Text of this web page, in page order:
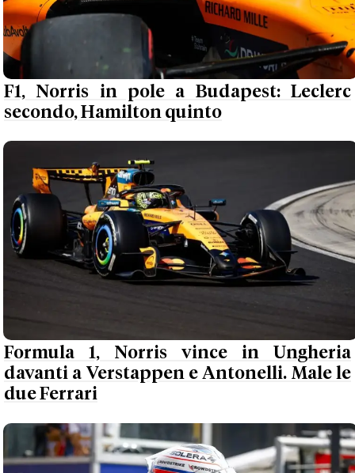
F1, Norris in pole a Budapest: Leclerc
secondo, Hamilton quinto
Formula 1, Norris vince in Ungheria
davanti a Verstappen e Antonelli. Male le
due Ferrari